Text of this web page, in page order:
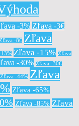
-3% Zľava -3€
-8€ Zľava
Zľava -15% Zľava
-30% Zľava -30€
Zľava -44% Zľava
Zľava -65%
Zľava -85% Zľava